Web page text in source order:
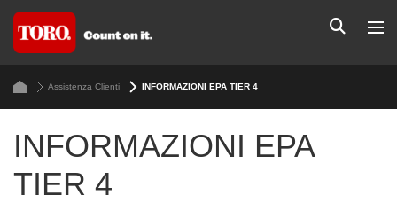
Assistenza Clienti INFORMAZIONI EPA TIER 4
INFORMAZIONI EPA
TIER 4